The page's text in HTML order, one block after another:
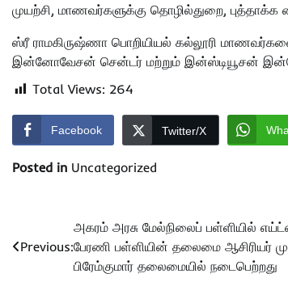
முயற்சி, மாணவர்களுக்கு தொழில்துறை,
ஸ்ரீ ராமகிருஷ்ணா பொறியியல் கல்லூரி
இன்னோவேசன் சென்டர் மற்றும் இன்ஸ்டியூசன்
Total Views: 264
Facebook Twitter/X
Posted in Uncategorized
navigation
Previous:
அகரம் அரசு மேல்நிலைப் பள்ளியில்
பேரணி பள்ளியின் தலைமை ஆசிரியர்
பிரேம்குமார் தலைமையில் நடைபெற்றது